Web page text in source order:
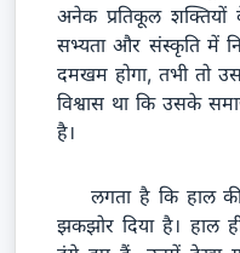
अनेक प्रतिकूल
सभ्यता और संस्कृति में
दमखम होगा, तभी तो
विश्वास था कि उसके
है।
लगता है कि हाल की
झकझोर दिया है। हाल